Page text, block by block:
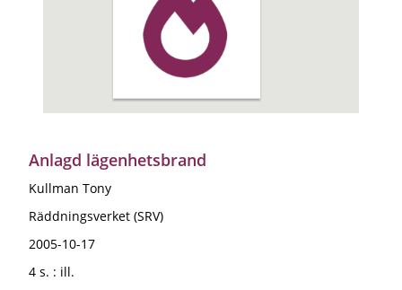
Anlagd lägenhetsbrand
Kullman Tony
Räddningsverket (SRV)
2005-10-17
4 s. : ill.